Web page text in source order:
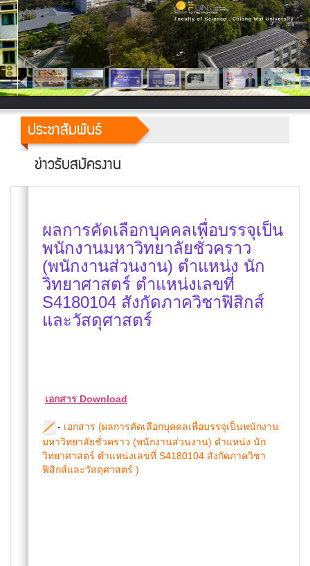
ประชาสัมพันธ์
ข่าวรับสมัครงาน
ผลการคัดเลือกบุคคลเพื่อบรรจุเป็น
พนักงานมหาวิทยาลัยชั่วคราว
(พนักงานส่วนงาน) ตำแหน่ง นัก
วิทยาศาสตร์ ตำแหน่งเลขที่
S4180104 สังกัดภาควิชาฟิสิกส์
และวัสดุศาสตร์
เอกสาร Download
- เอกสาร (ผลการคัดเลือกบุคคลเพื่อบรรจุเป็นพนักงาน
มหาวิทยาลัยชั่วคราว (พนักงานส่วนงาน) ตำแหน่ง นัก
วิทยาศาสตร์ ตำแหน่งเลขที่ S4180104 สังกัดภาควิชา
ฟิสิกส์และวัสดุศาสตร์ )